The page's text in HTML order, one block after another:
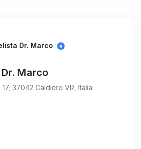
Dr. Marco
Marco
37042 Caldiero VR, Italia